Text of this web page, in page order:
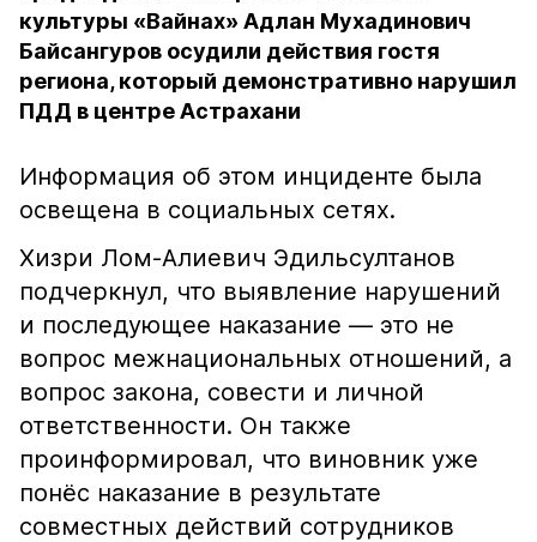
культуры «Вайнах» Адлан Мухадинович
Байсангуров осудили действия гостя
региона, который демонстративно нарушил
ПДД в центре Астрахани
Информация об этом инциденте была
освещена в социальных сетях.
Хизри Лом-Алиевич Эдильсултанов
подчеркнул, что выявление нарушений
и последующее наказание — это не
вопрос межнациональных отношений, а
вопрос закона, совести и личной
ответственности. Он также
проинформировал, что виновник уже
понёс наказание в результате
совместных действий сотрудников